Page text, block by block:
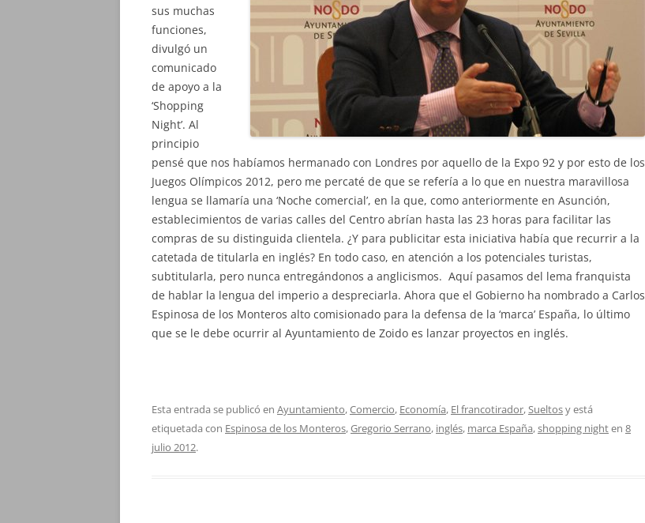
sus muchas
funciones,
divulgó un
comunicado
de apoyo a la
‘Shopping
Night’. Al
principio
pensé que nos habíamos hermanado con Londres por aquello de la Expo 92 y por esto de los
Juegos Olímpicos 2012, pero me percaté de que se refería a lo que en nuestra maravillosa
lengua se llamaría una ‘Noche comercial’, en la que, como anteriormente en Asunción,
establecimientos de varias calles del Centro abrían hasta las 23 horas para facilitar las
compras de su distinguida clientela. ¿Y para publicitar esta iniciativa había que recurrir a la
catetada de titularla en inglés? En todo caso, en atención a los potenciales turistas,
subtitularla, pero nunca entregándonos a anglicismos. Aquí pasamos del lema franquista
de hablar la lengua del imperio a despreciarla. Ahora que el Gobierno ha nombrado a Carlos
Espinosa de los Monteros alto comisionado para la defensa de la ‘marca’ España, lo último
que se le debe ocurrir al Ayuntamiento de Zoido es lanzar proyectos en inglés.
Esta entrada se publicó en Ayuntamiento,Comercio, Economía, El francotirador,Sueltosy está
etiquetada con Espinosa de los Monteros,Gregorio Serrano, inglés, marca España,shopping nighten 8
julio 2012.